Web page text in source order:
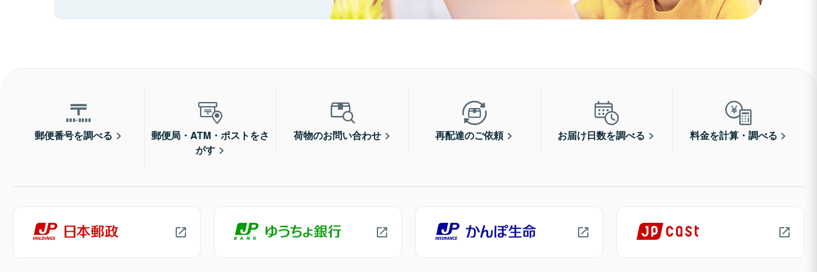
郵便番号を調べる
郵便局・ATM・ポストをさ
がす
荷物のお問い合わせ 再配達のご依頼 お届け日数を調べる 料金を計算・調べる